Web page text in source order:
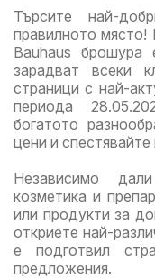
Търсите най-
правилното място!
Bauhaus
зарадват всеки
страници с най-
периода
богатото
цени и спестявайте
Независимо
козметика и
или продукти за
откриете най-
е подготвил
предложения.